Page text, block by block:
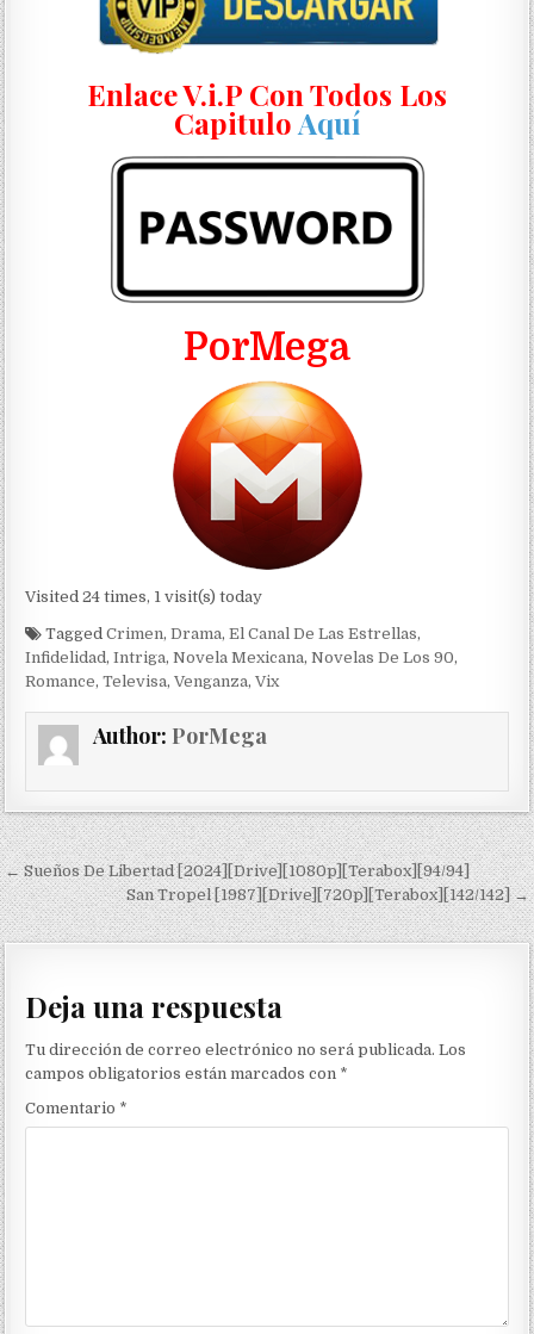
Enlace V.i.P Con Todos Los
CapituloAquí
PorMega
Visited 24 times, 1 visit(s) today
TaggedCrimen,Drama,El Canal De Las Estrellas,
Infidelidad ,Intriga,Novela Mexicana,Novelas De Los 90,
Romance,Televisa,Venganza,Vix
Author: PorMega
Navegación de entradas
← Sueños De Libertad [2024][Drive][1080p][Terabox][94/94]
San Tropel [1987][Drive][720p][Terabox][142/142] →
Deja una respuesta
Tu dirección de correo electrónico no será publicada. Los
campos obligatorios están marcados con *
Comentario *